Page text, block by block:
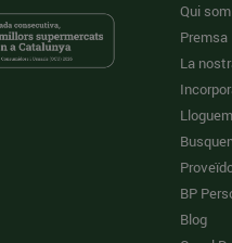
Qui som
Premsa
La
BP
Blog